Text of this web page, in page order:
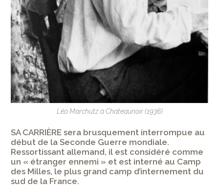
Léo Marchutz à Chateaunoir (1936)
SA CARRIÈRE sera brusquement interrompue au
début de la Seconde Guerre mondiale.
Ressortissant allemand, il est considéré comme
un « étranger ennemi » et est interné au Camp
des Milles, le plus grand camp d’internement du
sud de la France.